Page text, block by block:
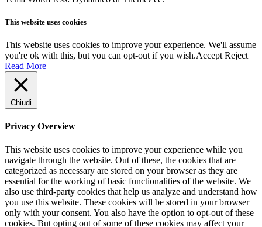
This website uses cookies
This website uses cookies to improve your experience. We'll assume
you're ok with this, but you can opt-out if you wish.Accept Reject
Read More
Chiudi
Privacy Overview
This website uses cookies to improve your experience while you
navigate through the website. Out of these, the cookies that are
categorized as necessary are stored on your browser as they are
essential for the working of basic functionalities of the website. We
also use third-party cookies that help us analyze and understand how
you use this website. These cookies will be stored in your browser
only with your consent. You also have the option to opt-out of these
cookies. But opting out of some of these cookies may affect your